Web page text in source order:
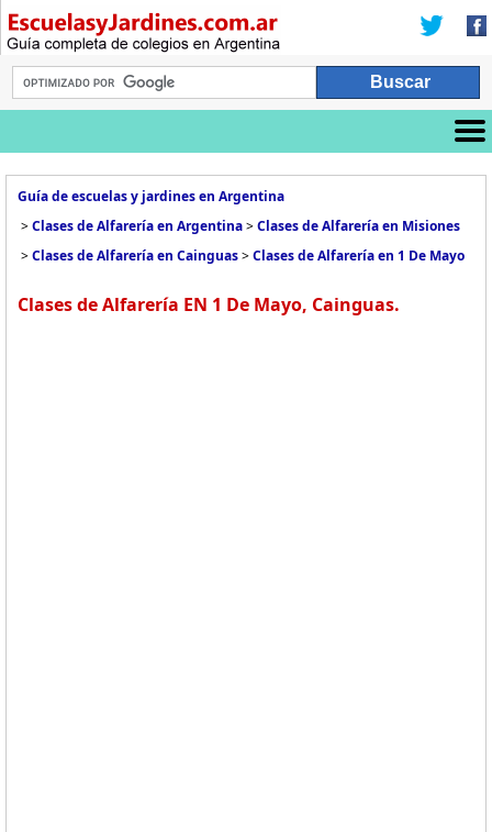
Guía de escuelas y jardines en Argentina
>Clases de Alfarería en Argentina>Clases de Alfarería en Misiones
>Clases de Alfarería en Cainguas>Clases de Alfarería en 1 De Mayo
Clases de Alfarería EN 1 De Mayo, Cainguas.